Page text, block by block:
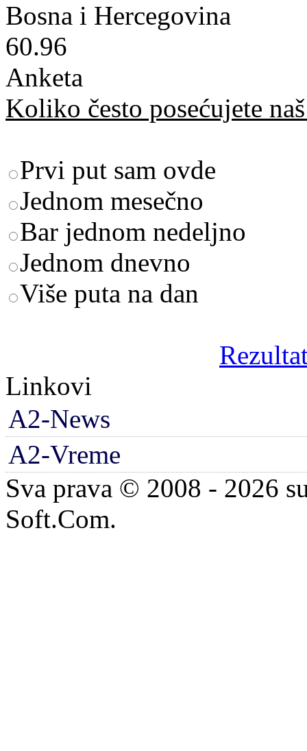
Bosna i Hercegovina
60.96
Anketa
Koliko često posećujete
Prvi put sam ovde
Jednom mesečno
Bar jednom nedeljno
Jednom dnevno
Više puta na dan
Linkovi
A2-News
A2-Vreme
Sva prava © 2008 - 2026
Soft.Com.